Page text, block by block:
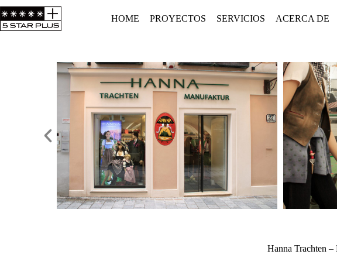
HOME PROYECTOS SERVICIOS ACERCA DE
Hanna Trachten